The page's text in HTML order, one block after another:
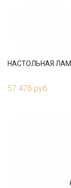
НАСТОЛЬНАЯ
57 476 руб.